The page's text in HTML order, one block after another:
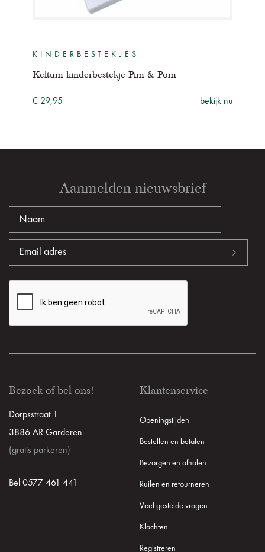
KINDERBESTEKJES
Keltum kinderbestekje Pim & Pom
€ 29,95 bekijk nu
Aanmelden nieuwsbrief
Bezoek of bel ons!
Dorpsstraat 1
3886 AR Garderen
(gratis parkeren)
Bel 0577 461 441
Klantenservice
Openingstijden
Bestellen en betalen
Bezorgen en afhalen
Ruilen en retourneren
Veel gestelde vragen
Klachten
Registreren